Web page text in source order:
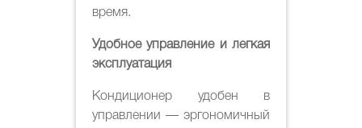
время.
Удобное управление и легкая
эксплуатация
Кондиционер удобен в
управлении — эргономичный